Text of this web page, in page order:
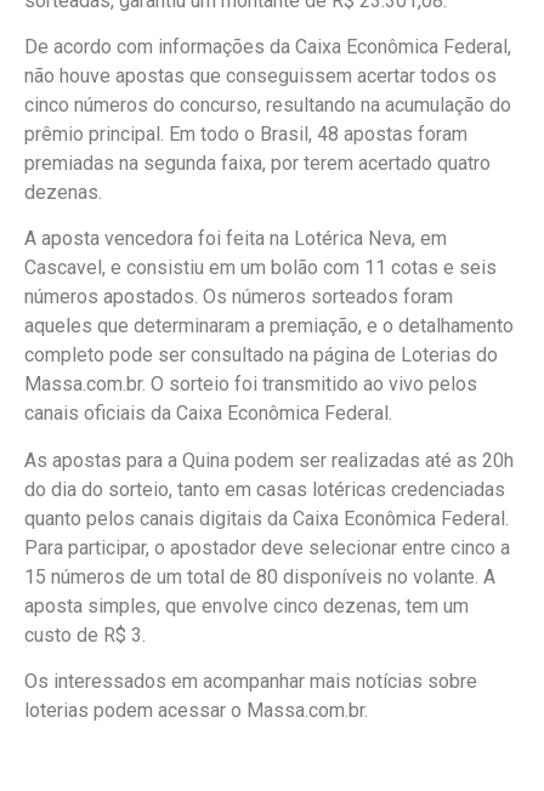
De acordo com informações da Caixa Econômica Federal,
não houve apostas que conseguissem acertar todos os
cinco números do concurso, resultando na acumulação do
prêmio principal. Em todo o Brasil, 48 apostas foram
premiadas na segunda faixa, por terem acertado quatro
dezenas.
A aposta vencedora foi feita na Lotérica Neva, em
Cascavel, e consistiu em um bolão com 11 cotas e seis
números apostados. Os números sorteados foram
aqueles que determinaram a premiação, e o detalhamento
completo pode ser consultado na página de Loterias do
Massa.com.br. O sorteio foi transmitido ao vivo pelos
canais oficiais da Caixa Econômica Federal.
As apostas para a Quina podem ser realizadas até as 20h
do dia do sorteio, tanto em casas lotéricas credenciadas
quanto pelos canais digitais da Caixa Econômica Federal.
Para participar, o apostador deve selecionar entre cinco a
15 números de um total de 80 disponíveis no volante. A
aposta simples, que envolve cinco dezenas, tem um
custo de R$ 3.
Os interessados em acompanhar mais notícias sobre
loterias podem acessar o Massa.com.br.